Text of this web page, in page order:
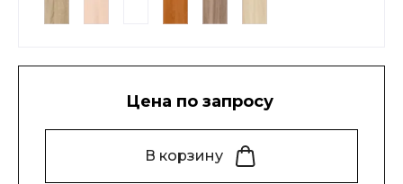
Цена по запросу
В корзину